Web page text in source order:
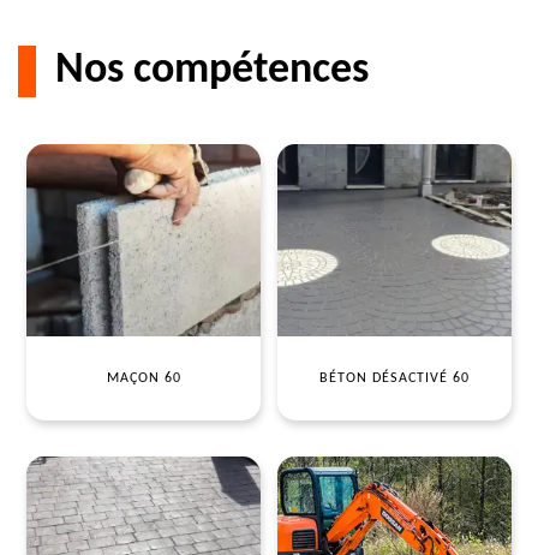
Nos compétences
MAÇON 60 BÉTON DÉSACTIVÉ 60